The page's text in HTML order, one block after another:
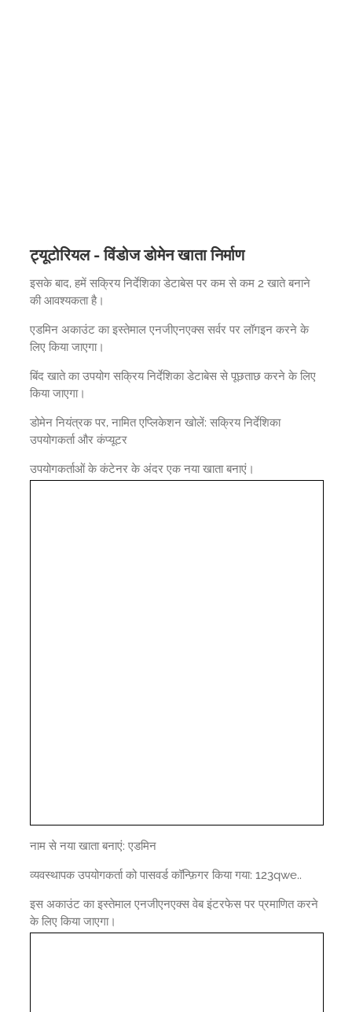
ट्यूटोरियल - विंडोज डोमेन खाता निर्माण
इसके बाद, हमें सक्रिय निर्देशिका डेटाबेस पर कम से कम 2 खाते बनाने
की आवश्यकता है।
एडमिन अकाउंट का इस्तेमाल एनजीएनएक्स सर्वर पर लॉगइन करने के
लिए किया जाएगा।
बिंद खाते का उपयोग सक्रिय निर्देशिका डेटाबेस से पूछताछ करने के लिए
किया जाएगा।
डोमेन नियंत्रक पर, नामित एप्लिकेशन खोलें: सक्रिय निर्देशिका
उपयोगकर्ता और कंप्यूटर
उपयोगकर्ताओं के कंटेनर के अंदर एक नया खाता बनाएं।
नाम से नया खाता बनाएं: एडमिन
व्यवस्थापक उपयोगकर्ता को पासवर्ड कॉन्फ़िगर किया गया: 123qwe..
इस अकाउंट का इस्तेमाल एनजीएनएक्स वेब इंटरफेस पर प्रमाणित करने
के लिए किया जाएगा।